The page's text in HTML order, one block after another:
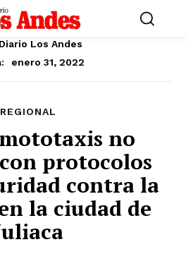
Diario Los Andes
enero 31, 2022
REGIONAL
no
protocolos
contra la
la ciudad de